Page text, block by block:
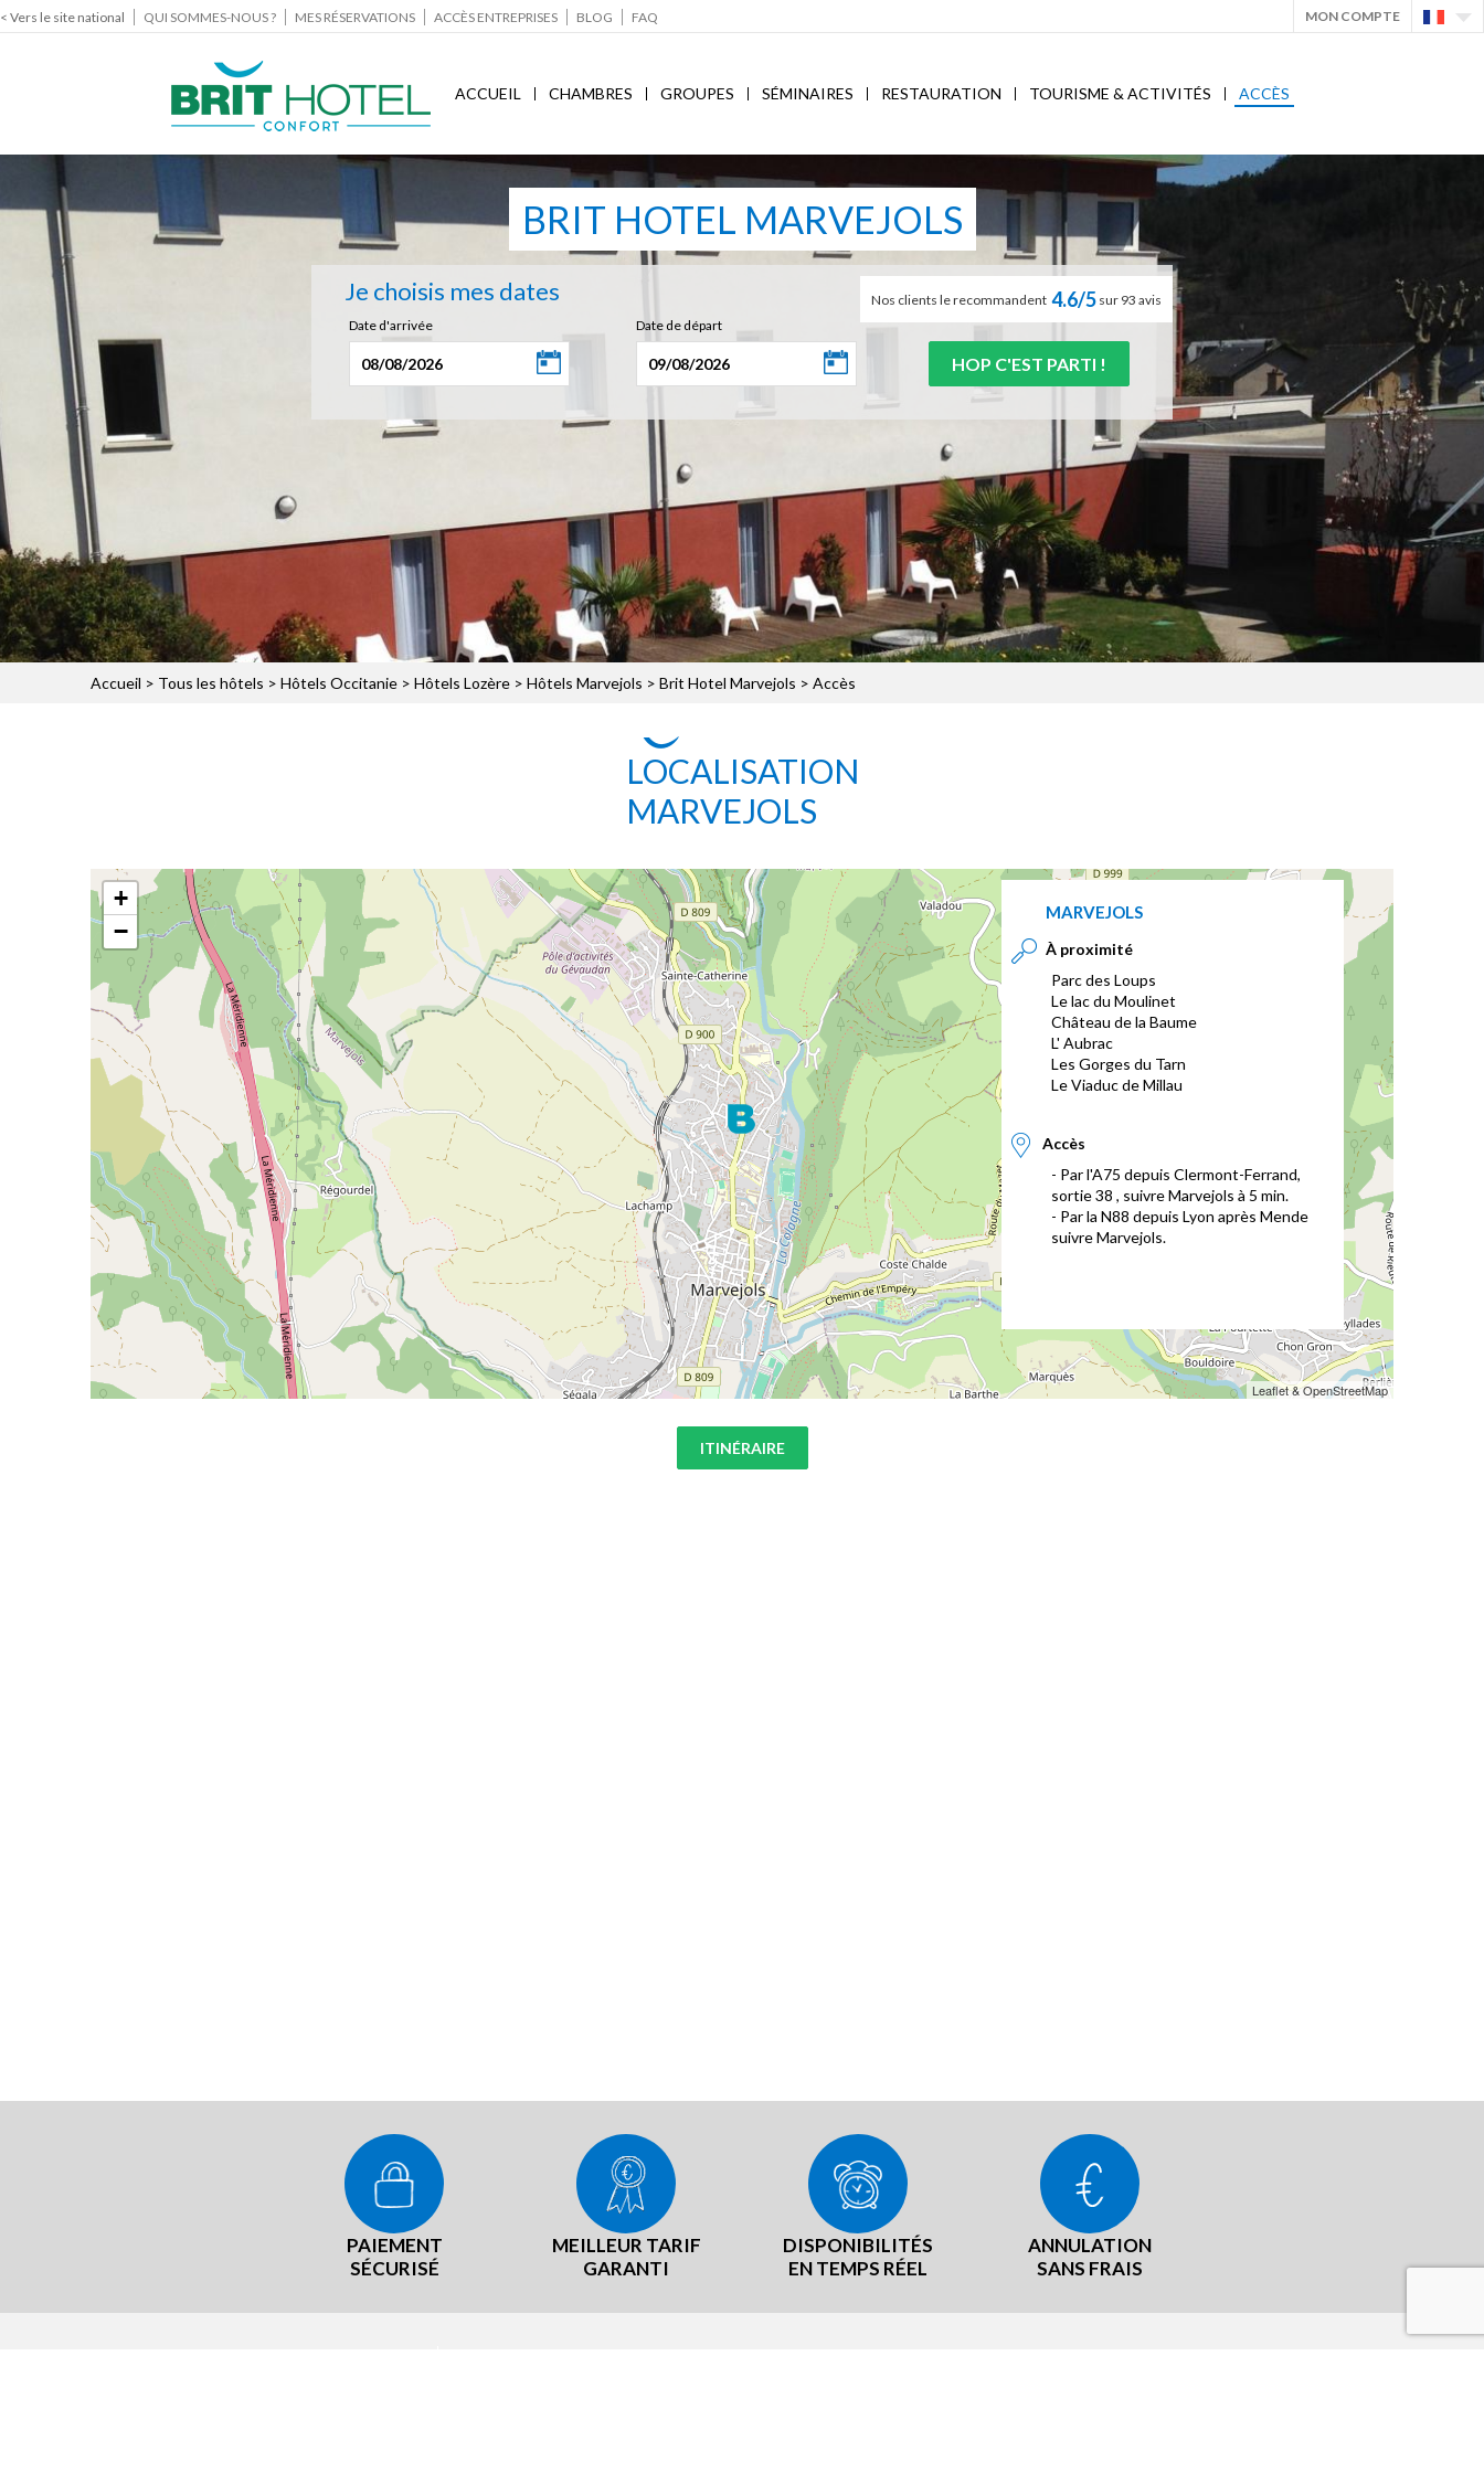
< Vers le site national QUI SOMMES-NOUS ? MES RÉSERVATIONS ACCÈS ENTREPRISES BLOG FAQ MON COMPTE
ACCUEIL CHAMBRES GROUPES SÉMINAIRES RESTAURATION TOURISME & ACTIVITÉS ACCÈS
Je choisis mes dates Nos clients le recommandent 4.6/5 sur 93 avis
Date d'arrivée
Date de départ
BRIT HOTEL MARVEJOLS
Accueil > Tous les hôtels > Hôtels Occitanie > Hôtels Lozère > Hôtels Marvejols > Brit Hotel Marvejols > Accès
LOCALISATION
MARVEJOLS
+
−
Leaflet & OpenStreetMap
ITINÉRAIRE
MARVEJOLS
À proximité
Parc des Loups
Le lac du Moulinet
Château de la Baume
L' Aubrac
Les Gorges du Tarn
Le Viaduc de Millau
Accès
- Par l'A75 depuis Clermont-Ferrand,
sortie 38 , suivre Marvejols à 5 min.
- Par la N88 depuis Lyon après Mende
suivre Marvejols.
PAIEMENT
SÉCURISÉ
MEILLEUR TARIF
GARANTI
DISPONIBILITÉS
EN TEMPS RÉEL
ANNULATION
SANS FRAIS